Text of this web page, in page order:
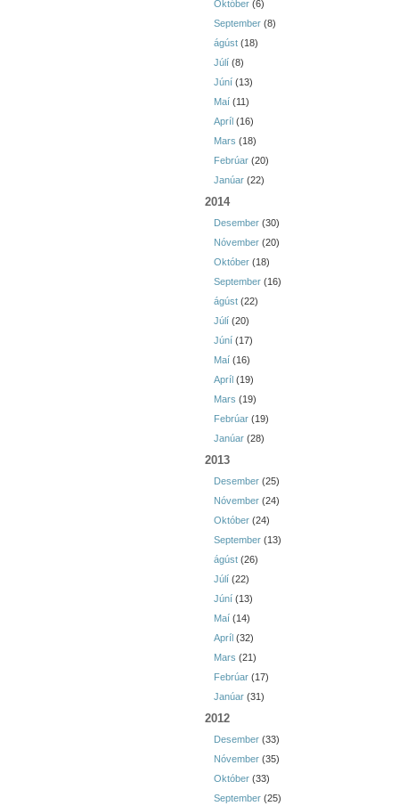
Október (6)
September (8)
ágúst (18)
Júlí (8)
Júní (13)
Maí (11)
Apríl (16)
Mars (18)
Febrúar (20)
Janúar (22)
2014
Desember (30)
Nóvember (20)
Október (18)
September (16)
ágúst (22)
Júlí (20)
Júní (17)
Maí (16)
Apríl (19)
Mars (19)
Febrúar (19)
Janúar (28)
2013
Desember (25)
Nóvember (24)
Október (24)
September (13)
ágúst (26)
Júlí (22)
Júní (13)
Maí (14)
Apríl (32)
Mars (21)
Febrúar (17)
Janúar (31)
2012
Desember (33)
Nóvember (35)
Október (33)
September (25)